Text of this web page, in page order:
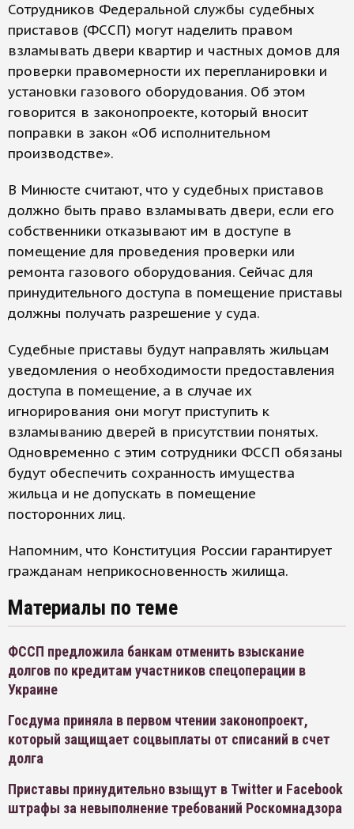
Сотрудников Федеральной службы судебных
приставов (ФССП) могут наделить правом
взламывать двери квартир и частных домов для
проверки правомерности их перепланировки и
установки газового оборудования. Об этом
говорится в законопроекте, который вносит
поправки в закон «Об исполнительном
производстве».
В Минюсте считают, что у судебных приставов
должно быть право взламывать двери, если его
собственники отказывают им в доступе в
помещение для проведения проверки или
ремонта газового оборудования. Сейчас для
принудительного доступа в помещение приставы
должны получать разрешение у суда.
Судебные приставы будут направлять жильцам
уведомления о необходимости предоставления
доступа в помещение, а в случае их
игнорирования они могут приступить к
взламыванию дверей в присутствии понятых.
Одновременно с этим сотрудники ФССП обязаны
будут обеспечить сохранность имущества
жильца и не допускать в помещение
посторонних лиц.
Напомним, что Конституция России гарантирует
гражданам неприкосновенность жилища.
Материалы по теме
ФССП предложила банкам отменить взыскание
долгов по кредитам участников спецоперации в
Украине
Госдума приняла в первом чтении законопроект,
который защищает соцвыплаты от списаний в счет
долга
Приставы принудительно взыщут в Twitter и Facebook
штрафы за невыполнение требований Роскомнадзора